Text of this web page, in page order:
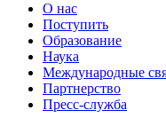
О нас
Поступить
Образование
Наука
Международные
Партнерство
Пресс-служба